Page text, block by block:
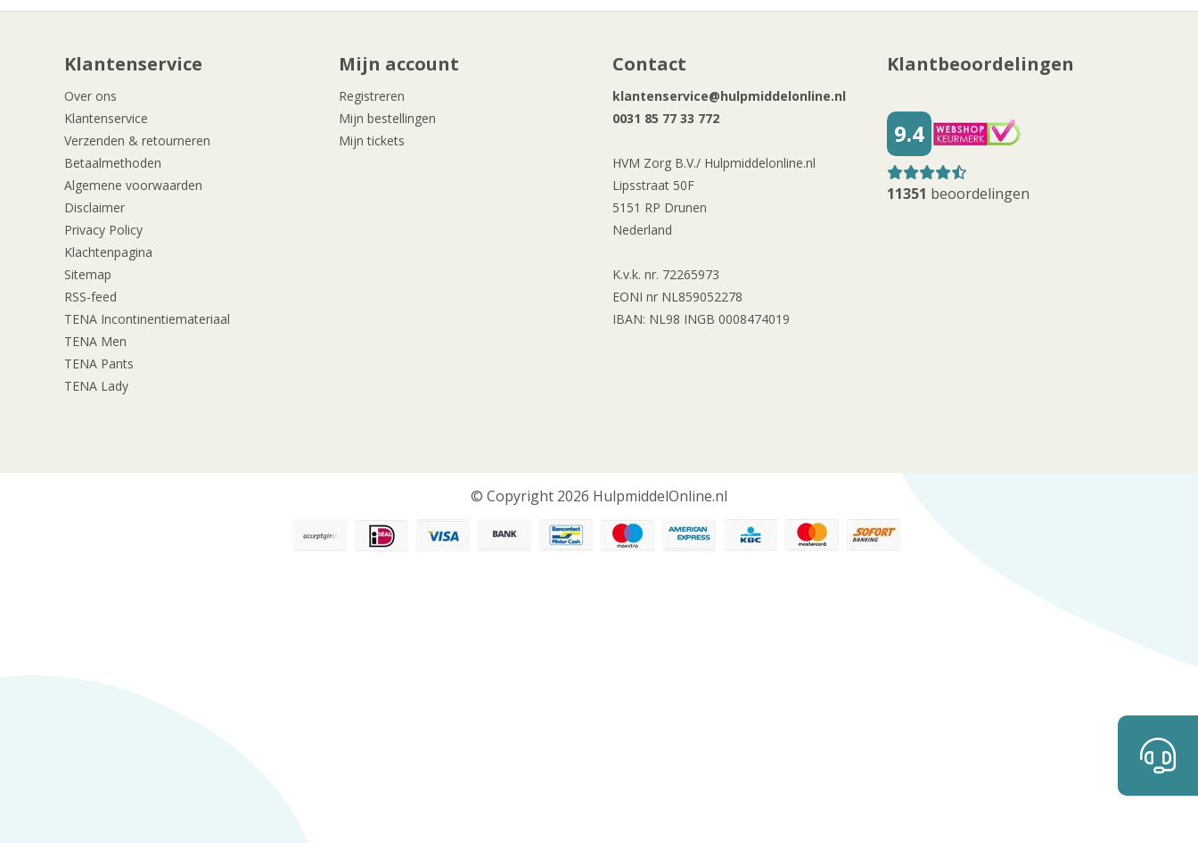
Klantenservice
Over ons
Klantenservice
Verzenden & retourneren
Betaalmethoden
Algemene voorwaarden
Disclaimer
Privacy Policy
Klachtenpagina
Sitemap
RSS-feed
TENA Incontinentiemateriaal
TENA Men
TENA Pants
TENA Lady
Mijn account
Registreren
Mijn bestellingen
Mijn tickets
Contact
klantenservice@hulpmiddelonline.nl
0031 85 77 33 772
HVM Zorg B.V./ Hulpmiddelonline.nl
Lipsstraat 50F
5151 RP Drunen
Nederland
K.v.k. nr. 72265973
EONI nr NL859052278
IBAN: NL98 INGB 0008474019
Klantbeoordelingen
9.4
11351 beoordelingen
© Copyright 2026 HulpmiddelOnline.nl